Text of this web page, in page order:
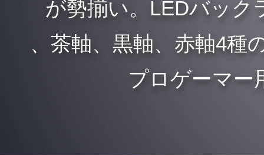
が勢揃い。LEDバック
、茶軸、黒軸、赤軸4種
プロゲーマー